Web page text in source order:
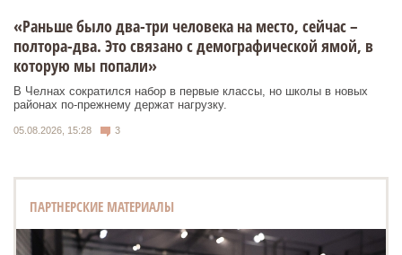
«Раньше было два-три человека на место, сейчас –
полтора-два. Это связано с демографической ямой, в
которую мы попали»
В Челнах сократился набор в первые классы, но школы в новых
районах по-прежнему держат нагрузку.
05.08.2026, 15:28 3
ПАРТНЕРСКИЕ МАТЕРИАЛЫ